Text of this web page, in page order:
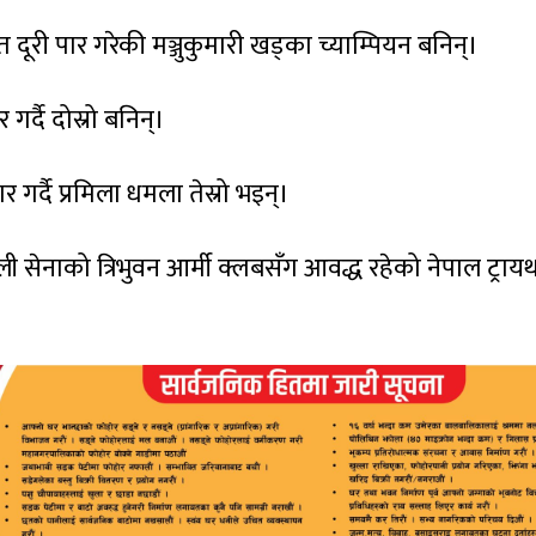
दूरी पार गरेकी मञ्जुकुमारी खड्का च्याम्पियन बनिन्।
दोस्रो बनिन्।
प्रमिला धमला तेस्रो भइन्।
त्रिभुवन आर्मी क्लबसँग आवद्ध रहेको नेपाल